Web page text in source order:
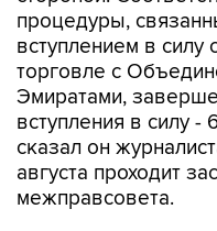
процедуры,
вступлением в
торговле с
Эмиратами,
вступления в силу -
сказал он
августа проходит
межправсовета.